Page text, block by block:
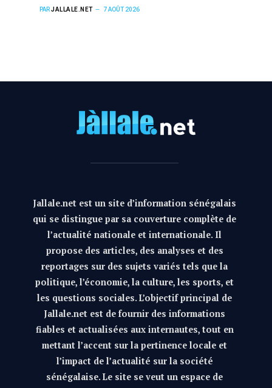
PARJALLALE.NET 7 AOÛT 2026
Jallale.net est un site d’information sénégalais
qui se distingue par sa couverture complète de
l’actualité nationale et internationale. Il
propose des articles, des analyses et des
reportages sur des sujets variés tels que la
politique, l’économie, la culture, les sports, et
les questions sociales. L’objectif principal de
Jallale.net est de fournir des informations
fiables et actualisées aux internautes, tout en
mettant l’accent sur la pertinence locale et
l’impact de l’actualité sur la société
sénégalaise. Le site se veut un espace de